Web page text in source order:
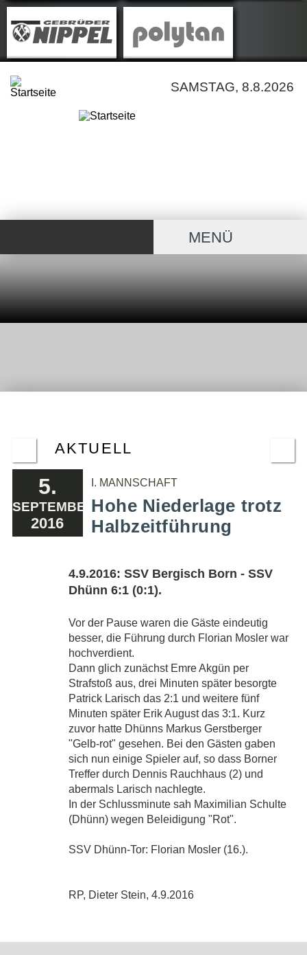
SAMSTAG, 8.8.2026
MENÜ
AKTUELL
5.
SEPTEMBER
2016
I. MANNSCHAFT
Hohe Niederlage trotz
Halbzeitführung
4.9.2016: SSV Bergisch Born - SSV
Dhünn 6:1 (0:1).
Vor der Pause waren die Gäste eindeutig
besser, die Führung durch Florian Mosler war
hochverdient.
Dann glich zunächst Emre Akgün per
Strafstoß aus, drei Minuten später besorgte
Patrick Larisch das 2:1 und weitere fünf
Minuten später Erik August das 3:1. Kurz
zuvor hatte Dhünns Markus Gerstberger
"Gelb-rot" gesehen. Bei den Gästen gaben
sich nun einige Spieler auf, so dass Borner
Treffer durch Dennis Rauchhaus (2) und
abermals Larisch nachlegte.
In der Schlussminute sah Maximilian Schulte
(Dhünn) wegen Beleidigung "Rot".
SSV Dhünn-Tor: Florian Mosler (16.).
RP, Dieter Stein, 4.9.2016